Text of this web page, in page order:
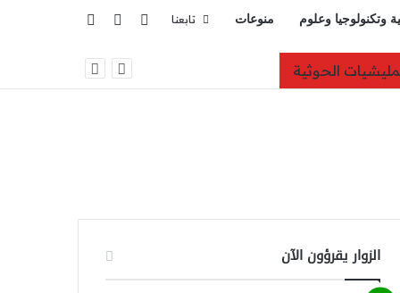
وتكنولوجيا وعلوم منوعات تابعنا تسجيل الدخول
إضافة عمود
الأصالة
الزوار يقرؤون الآن